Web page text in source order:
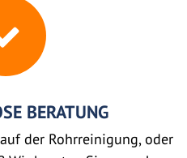
BERATUNG
der Rohrreinigung, oder